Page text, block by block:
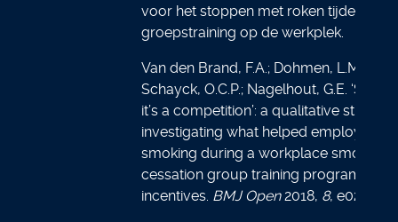
voor het stoppen met roken tijdens een
groepstraining op de werkplek.
Van den Brand, F.A.; Dohmen, L.M.E.;
Schayck, O.C.P.; Nagelhout, G.E.
it’s a competition’: a qualitative study
investigating what helped employees
smoking during a workplace smoking
cessation group training programme
incentives. BMJ Open2018, 8, e023917